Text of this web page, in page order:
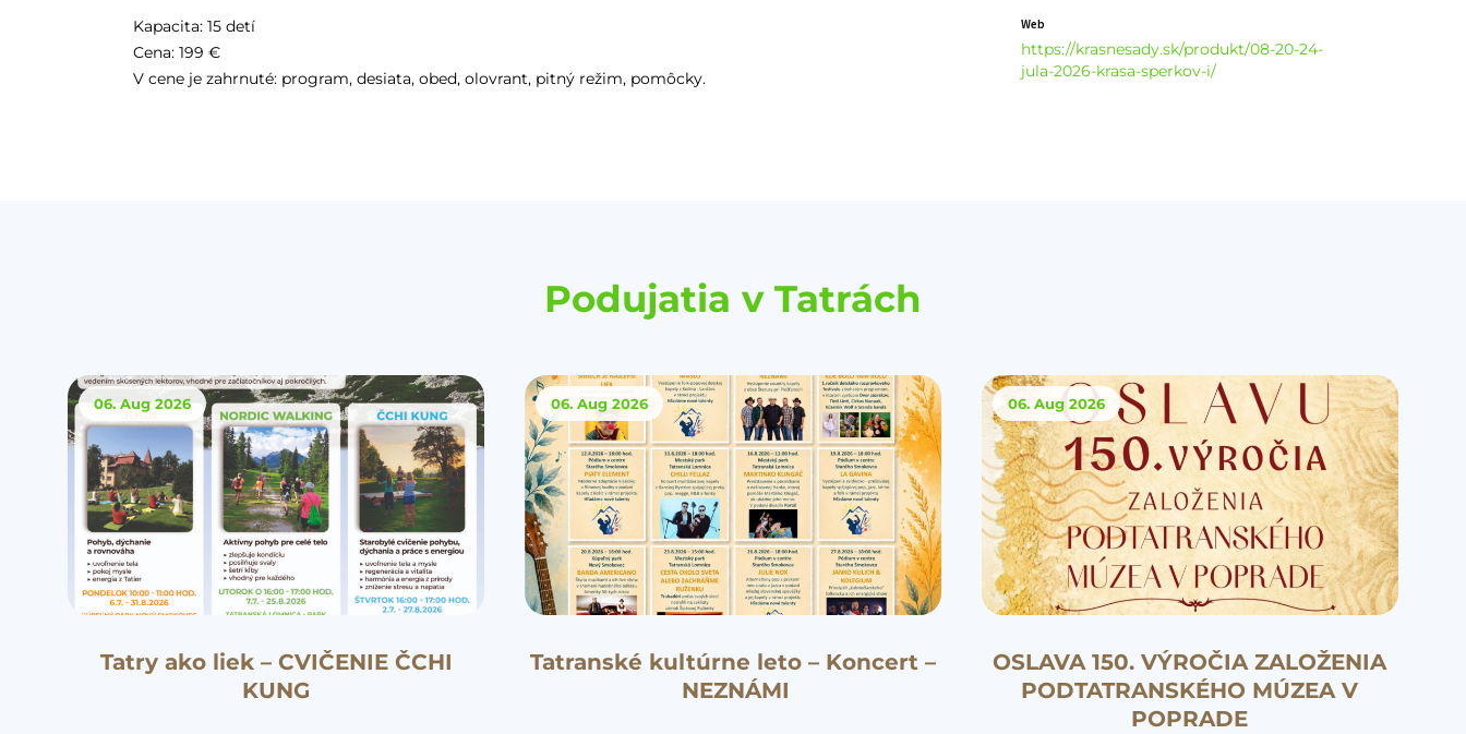
Kapacita: 15 detí
Cena: 199 €
V cene je zahrnuté: program, desiata, obed, olovrant, pitný režim, pomôcky.
Web
https://krasnesady.sk/produkt/08-20-24-
jula-2026-krasa-sperkov-i/
Podujatia v Tatrách
06. Aug 2026
Tatry ako liek – CVIČENIE ČCHI
KUNG
06. Aug2026
Tatranské kultúrne leto – Koncert –
NEZNÁMI
06. Aug2026
OSLAVA 150. VÝROČIA ZALOŽENIA
PODTATRANSKÉHO MÚZEA V
POPRADE